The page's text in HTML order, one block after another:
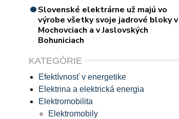
Slovenské elektrárne už majú vo
výrobe všetky svoje jadrové bloky v
Mochovciach a v Jaslovských
Bohuniciach
KATEGÓRIE
Efektívnosť v energetike
Elektrina a elektrická energia
Elektromobilita
Elektromobily